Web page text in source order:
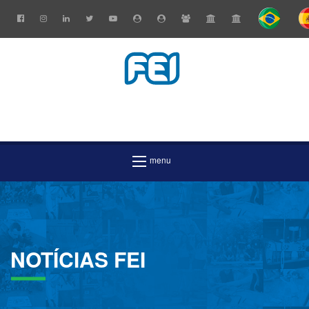
NOTÍCIAS FEI